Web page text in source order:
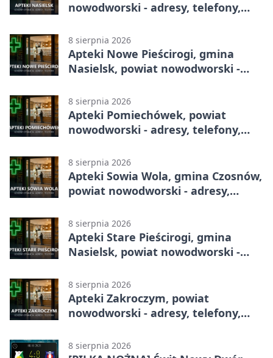
nowodworski - adresy, telefony,
8 sierpnia 2026
Apteki Nowe Pieścirogi, gmina
Nasielsk, powiat nowodworski -
8 sierpnia 2026
Apteki Pomiechówek, powiat
nowodworski - adresy, telefony,
8 sierpnia 2026
Apteki Sowia Wola, gmina Czosnów,
powiat nowodworski - adresy,
8 sierpnia 2026
Apteki Stare Pieścirogi, gmina
Nasielsk, powiat nowodworski -
8 sierpnia 2026
Apteki Zakroczym, powiat
nowodworski - adresy, telefony,
8 sierpnia 2026